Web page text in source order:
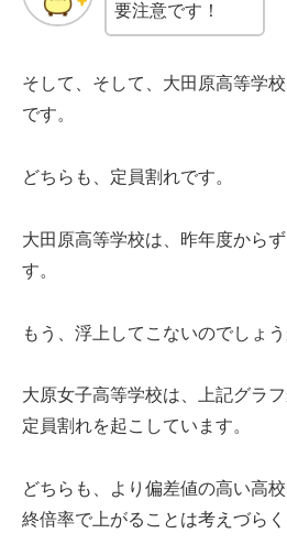
要注意です！
そして、そして、大田原高等学
です。
どちらも、定員割れです。
大田原高等学校は、昨年度から
す。
もう、浮上してこないのでしょう
大原女子高等学校は、上記グラ
定員割れを起こしています。
どちらも、より偏差値の高い高
終倍率で上がることは考えづらく